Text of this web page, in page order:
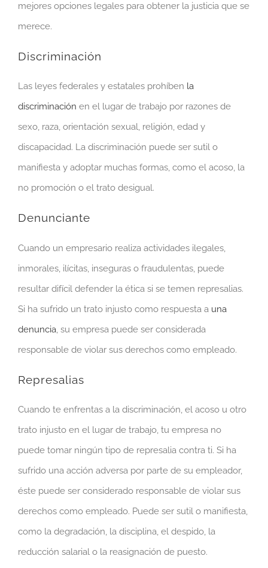
mejores opciones legales para obtener la justicia que se
merece.
Discriminación
Las leyes federales y estatales prohíben la
discriminación en el lugar de trabajo por razones de
sexo, raza, orientación sexual, religión, edad y
discapacidad. La discriminación puede ser sutil o
manifiesta y adoptar muchas formas, como el acoso, la
no promoción o el trato desigual.
Denunciante
Cuando un empresario realiza actividades ilegales,
inmorales, ilícitas, inseguras o fraudulentas, puede
resultar difícil defender la ética si se temen represalias.
Si ha sufrido un trato injusto como respuesta a una
denuncia, su empresa puede ser considerada
responsable de violar sus derechos como empleado.
Represalias
Cuando te enfrentas a la discriminación, el acoso u otro
trato injusto en el lugar de trabajo, tu empresa no
puede tomar ningún tipo de represalia contra ti. Si ha
sufrido una acción adversa por parte de su empleador,
éste puede ser considerado responsable de violar sus
derechos como empleado. Puede ser sutil o manifiesta,
como la degradación, la disciplina, el despido, la
reducción salarial o la reasignación de puesto.